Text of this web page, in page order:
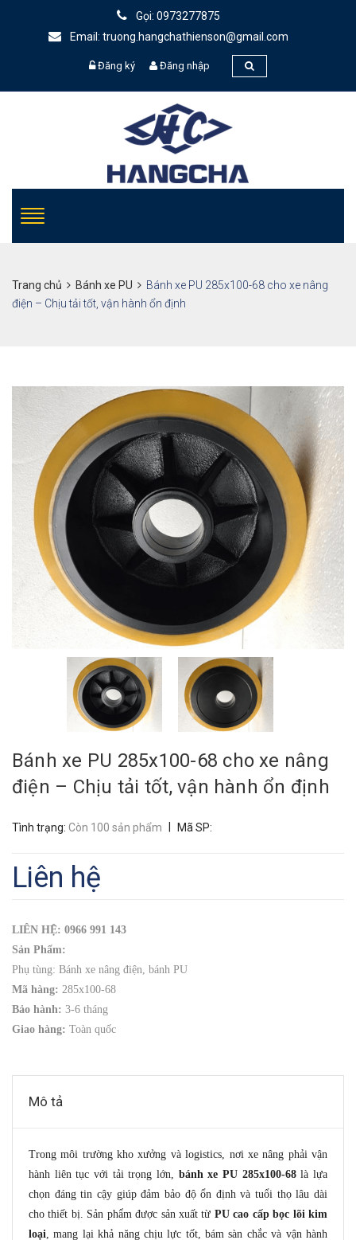
Gọi: 0973277875
Email: truong.hangchathienson@gmail.com
Đăng ký Đăng nhập
Trang chủ Bánh xe PU
Bánh xe PU 285x100-68 cho xe nâng
điện – Chịu tải tốt, vận hành ổn định
Bánh xe PU 285x100-68 cho xe nâng
điện – Chịu tải tốt, vận hành ổn định
Tình trạng: Còn 100 sản phẩm Mã SP:
Liên hệ
LIÊN HỆ: 0966 991 143
Sản Phẩm:
Phụ tùng: Bánh xe nâng điện, bánh PU
Mã hàng: 285x100-68
Bảo hành: 3-6 tháng
Giao hàng: Toàn quốc
Mô tả
Trong môi trường kho xưởng và logistics, nơi xe nâng phải vận
hành liên tục với tải trọng lớn, bánh xe PU 285x100-68là lựa
chọn đáng tin cậy giúp đảm bảo độ ổn định và tuổi thọ lâu dài
cho thiết bị. Sản phẩm được sản xuất từ PU cao cấp bọc lõi kim
loại, mang lại khả năng chịu lực tốt, bám sàn chắc và vận hành